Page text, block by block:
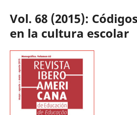
Vol. 68 (2015):
en la cultura escolar